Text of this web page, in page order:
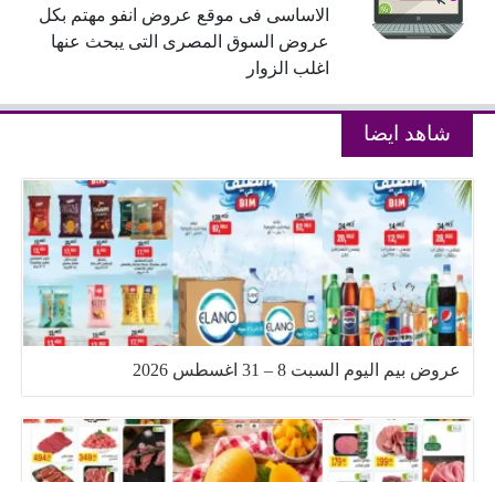
الاساسى فى موقع عروض انفو مهتم بكل
عروض السوق المصرى التى يبحث عنها
اغلب الزوار
شاهد ايضا
عروض بيم اليوم السبت 8 – 31 اغسطس 2026